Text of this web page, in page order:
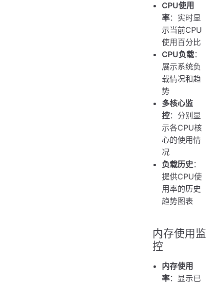
CPU使用
率：实时显
示当前CPU
使用百分比
CPU负载：
展示系统负
载情况和趋
势
多核心监
控：分别显
示各CPU核
心的使用情
况
负载历史 ：
提供CPU使
用率的历史
趋势图表
内存使用监
控
内存使用
率：显示已